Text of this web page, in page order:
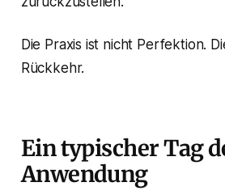
Die Praxis ist nicht Perfektion.
Rückkehr.
Ein typischer Tag
Anwendung